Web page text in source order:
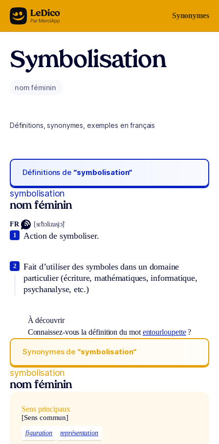
Aller au contenu Synonymes
Symbolisation
nom féminin
Définitions, synonymes, exemples en français
Définitions de “symbolisation“
symbolisation
nom féminin
FR [sɛ̃bɔlizasjɔ̃]
Action de symboliser.
1
Fait d’utiliser des symboles dans un domaine
particulier (écriture, mathématiques, informatique,
psychanalyse, etc.)
2
À découvrir
Connaissez-vous la définition du mot entourloupette?
Synonymes de “symbolisation“
symbolisation
nom féminin
Sens principaux
[Sens commun]
figuration représentation